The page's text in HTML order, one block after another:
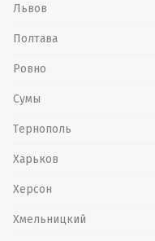
Львов
Полтава
Ровно
Сумы
Тернополь
Харьков
Херсон
Хмельницкий